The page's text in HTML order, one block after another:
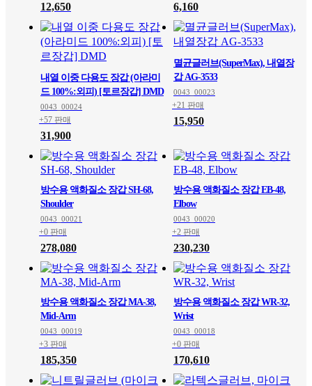
12,650 6,160
내열 이중 다용도 장갑 (아라미
드 100%:외피) [토르장갑] DMD
0043_00024
+57 판매
31,900
멸균글러브(SuperMax), 내열장
갑 AG-3533
0043_00023
+21 판매
15,950
방수용 액화질소 장갑 SH-68,
Shoulder
0043_00021
+0 판매
278,080
방수용 액화질소 장갑 EB-48,
Elbow
0043_00020
+2 판매
230,230
방수용 액화질소 장갑 MA-38,
Mid-Arm
0043_00019
+3 판매
185,350
방수용 액화질소 장갑 WR-32,
Wrist
0043_00018
+0 판매
170,610